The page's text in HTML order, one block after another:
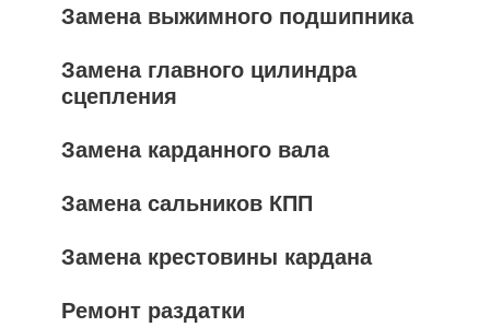
Замена выжимного подшипника
Замена главного цилиндра
сцепления
Замена карданного вала
Замена сальников КПП
Замена крестовины кардана
Ремонт раздатки